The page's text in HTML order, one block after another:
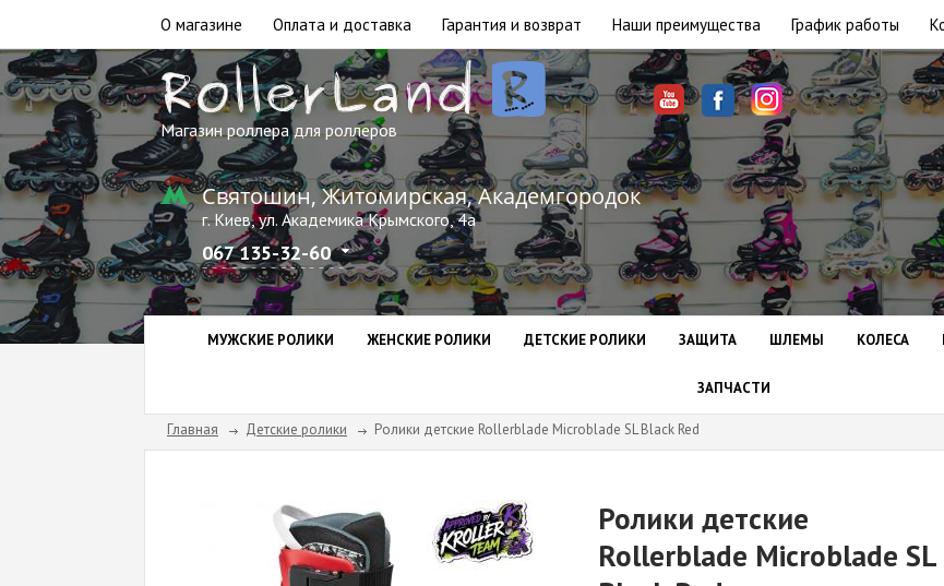
О магазине Оплата и доставка Гарантия и возврат Наши преимущества График работы
Магазин роллера для роллеров
Святошин, Житомирская, Академгородок
г. Киев, ул. Академика Крымского, 4а
067 135-32-60
МУЖСКИЕ РОЛИКИ ЖЕНСКИЕ РОЛИКИ ДЕТСКИЕ РОЛИКИ ЗАЩИТА ШЛЕМЫ КОЛЕСА
ЗАПЧАСТИ
Главная Детские ролики Ролики детские Rollerblade Microblade SL Black Red
Ролики детские
Rollerblade Microblade SL